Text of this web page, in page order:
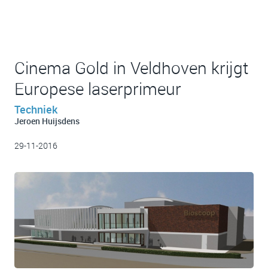
Cinema Gold in Veldhoven krijgt
Europese laserprimeur
Techniek
Jeroen Huijsdens
29-11-2016